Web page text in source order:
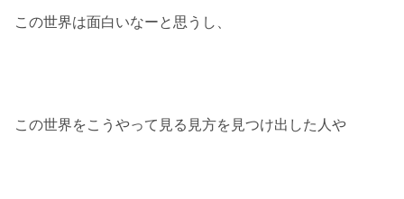
この世界は面白いなーと思うし、
この世界をこうやって見る見方を見つけ出した人や